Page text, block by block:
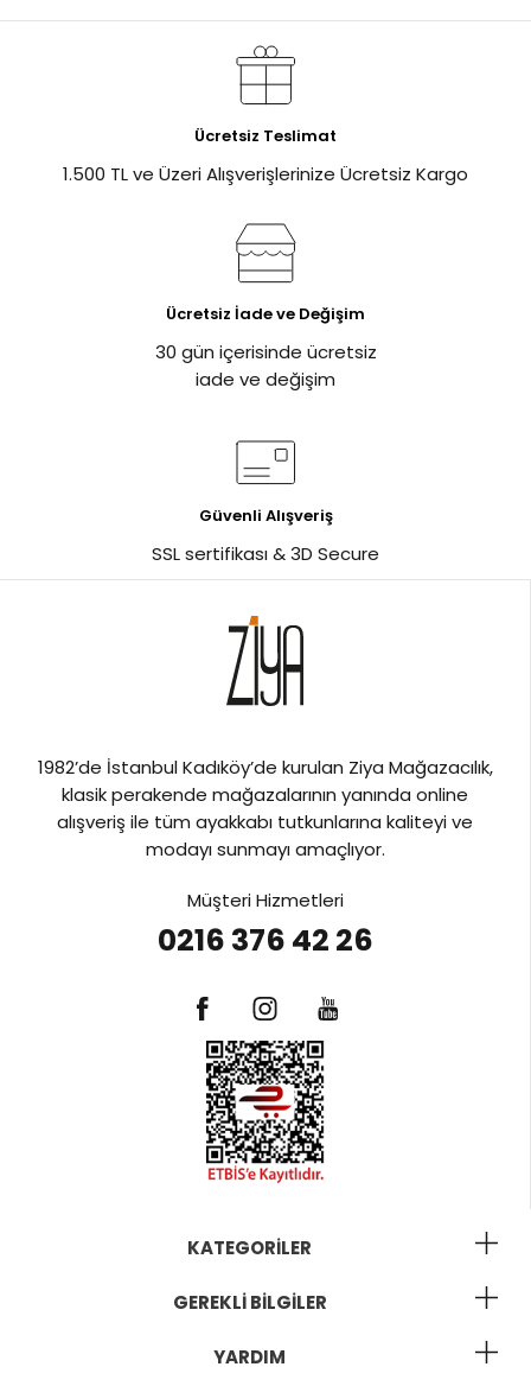
Ücretsiz Teslimat
1.500 TL ve Üzeri Alışverişlerinize Ücretsiz Kargo
Ücretsiz İade ve Değişim
30 gün içerisinde ücretsiz
iade ve değişim
Güvenli Alışveriş
SSL sertifikası & 3D Secure
1982’de İstanbul Kadıköy’de kurulan Ziya Mağazacılık,
klasik perakende mağazalarının yanında online
alışveriş ile tüm ayakkabı tutkunlarına kaliteyi ve
modayı sunmayı amaçlıyor.
Müşteri Hizmetleri
0216 376 42 26
KATEGORILER
GEREKLI BILGILER
YARDIM